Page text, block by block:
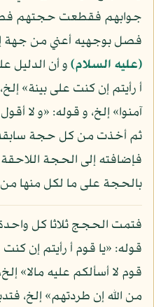
جوابهم فقطعت حجتهم
فصل بوجهيه أعني من جهة
(عليه السلام)و أن الدليل
أ رأيتم إن كنت على بينة»
آمنوا» إلخ، و قوله: «و لا
ثم أخذت من كل حجة
فإضافته إلى الحجة
بالحجة على ما لكل منها من
فتمت الحجج ثلاثا كل
قوله: «يا قوم أ رأيتم إن
قوم لا أسألكم عليه مالا»
من الله إن طردتهم» إلخ،